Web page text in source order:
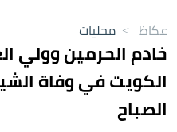
عكاظ > محليات
خادم الحرمين وولي
الكويت في وفاة
الصباح